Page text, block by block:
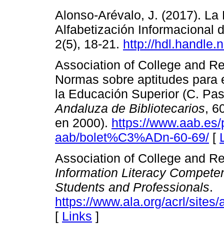
Alonso-Arévalo, J. (2017).
Alfabetización Informacional
2(5), 18-21. http://
Association of College and
Normas sobre aptitudes
la Educación Superior (C.
Andaluza de Bibliotecarios,
en 2000). https://
aab/bolet%C3%ADn-60-69/ [
Association of College and
Information Literacy
Students and Professionals.
https://www.ala.org/acrl/
[ Links ]